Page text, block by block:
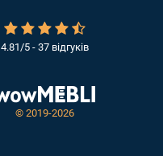
© 2019-2026
4.81/5 - 37 відгуків